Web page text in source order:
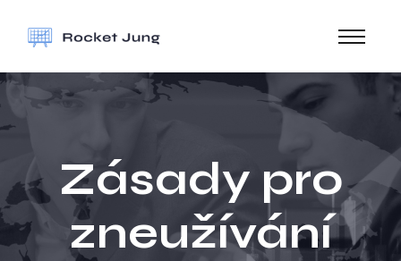
Zásady pro
zneužívání